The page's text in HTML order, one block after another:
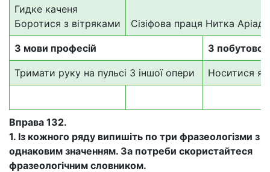
Гидке каченя
Боротися з вітряками
Сізіфова праця Нитка
З мови професій З
Тримати руку на пульсі 3 іншої опери Носитися
Вправа 132.
1. Із кожного ряду випишіть по три фразеологізми з
однаковим значенням. За потреби скористайтеся
фразеологічним словником.